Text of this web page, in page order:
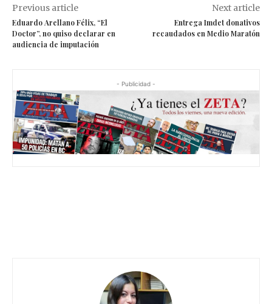
Previous article
Eduardo Arellano Félix, “El
Doctor”, no quiso declarar en
audiencia de imputación
Next article
Entrega Imdet donativos
recaudados en Medio Maratón
- Publicidad -